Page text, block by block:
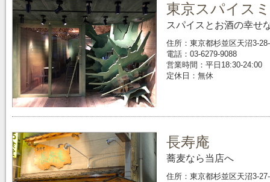
東京スパイス
スパイスとお酒の幸せ
住所：東京都杉並区天沼3-
電話：03-6279-9088
営業時間：平日18:30-24:00
定休日：無休
長寿庵
蕎麦なら当店へ
住所：東京都杉並区天沼3-